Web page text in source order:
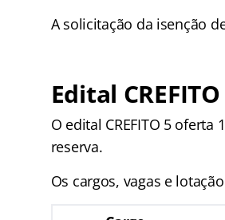
A solicitação da isenção
Edital
O edital CREFITO 5
reserva.
Os cargos, vagas e